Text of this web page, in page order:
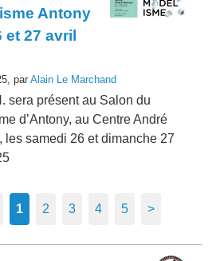
Antony
et 27 avril
parAlain Le Marchand
sera présent au Salon du
d’Antony, au Centre André
les samedi 26 et dimanche 27
1 2 3 4 5 >